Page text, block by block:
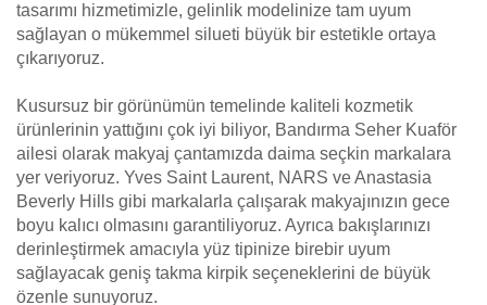
tasarımı hizmetimizle, gelinlik modelinize tam uyum
sağlayan o mükemmel silueti büyük bir estetikle ortaya
çıkarıyoruz.
Kusursuz bir görünümün temelinde kaliteli kozmetik
ürünlerinin yattığını çok iyi biliyor, Bandırma Seher Kuaför
ailesi olarak makyaj çantamızda daima seçkin markalara
yer veriyoruz. Yves Saint Laurent, NARS ve Anastasia
Beverly Hills gibi markalarla çalışarak makyajınızın gece
boyu kalıcı olmasını garantiliyoruz. Ayrıca bakışlarınızı
derinleştirmek amacıyla yüz tipinize birebir uyum
sağlayacak geniş takma kirpik seçeneklerini de büyük
özenle sunuyoruz.